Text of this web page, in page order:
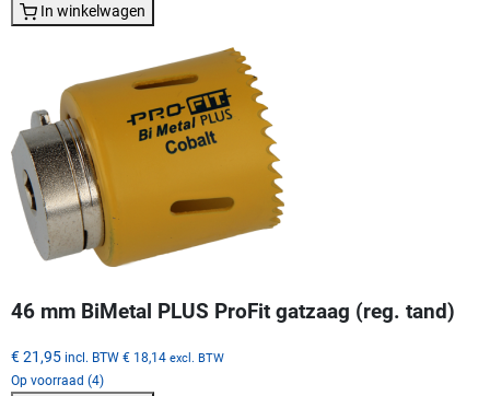
In winkelwagen
46 mm BiMetal PLUS ProFit gatzaag (reg. tand)
€ 21,95 incl. BTW € 18,14 excl. BTW
Op voorraad (4)